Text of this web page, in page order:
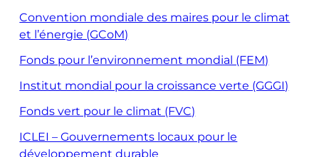
Convention mondiale des maires pour le climat
et l’énergie (GCoM)
Fonds pour l’environnement mondial (FEM)
Institut mondial pour la croissance verte (GGGI)
Fonds vert pour le climat (FVC)
ICLEI – Gouvernements locaux pour le
développement durable